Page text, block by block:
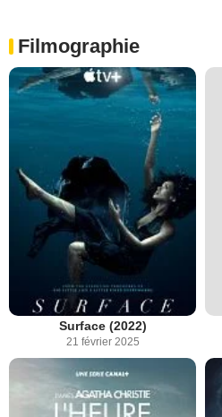
Filmographie
Surface (2022)
21 février 2025